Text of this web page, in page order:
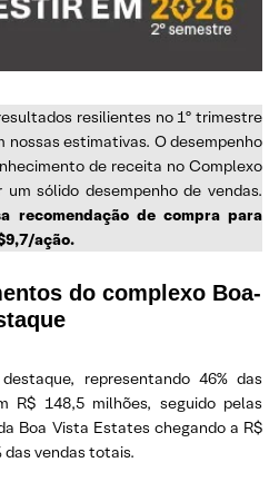
resilientes no 1º trimestre
nossas estimativas. O desempenho
de receita no Complexo
sólido desempenho de vendas.
recomendação de compra para
ação.
do complexo Boa-
representando 46% das
R$ 148,5 milhões, seguido pelas
Boa Vista Estates chegando a R$
das vendas totais.